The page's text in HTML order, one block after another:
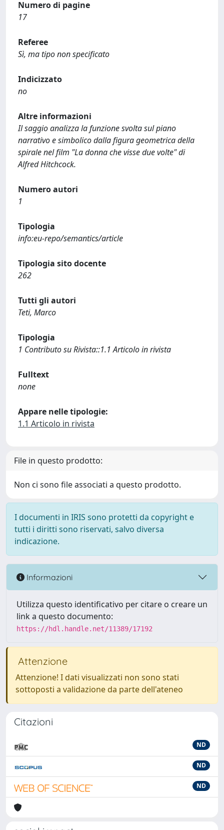
Numero di pagine
17
Referee
Sì, ma tipo non specificato
Indicizzato
no
Altre informazioni
Il saggio analizza la funzione svolta sul piano
narrativo e simbolico dalla figura geometrica della
spirale nel film "La donna che visse due volte" di
Alfred Hitchcock.
Numero autori
1
Tipologia
info:eu-repo/semantics/article
Tipologia sito docente
262
Tutti gli autori
Teti, Marco
Tipologia
1 Contributo su Rivista::1.1 Articolo in rivista
Fulltext
none
Appare nelle tipologie:
1.1 Articolo in rivista
File in questo prodotto:
Non ci sono file associati a questo prodotto.
I documenti in IRIS sono protetti da copyright e
tutti i diritti sono riservati, salvo diversa
indicazione.
Informazioni
Utilizza questo identificativo per citare o creare un
link a questo documento:
https://hdl.handle.net/11389/17192
Attenzione
Attenzione! I dati visualizzati non sono stati
sottoposti a validazione da parte dell'ateneo
Citazioni
ND
ND
ND